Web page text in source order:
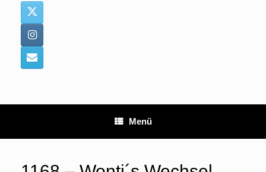
Menü